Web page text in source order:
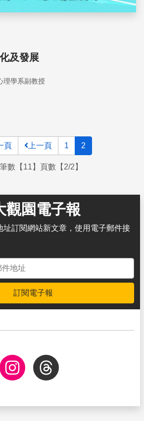
及發展
理學系副教授
頁 上一頁 1 2
數【11】頁數【2/2】
觀園電子報
址訂閱網站新文章，使用電子郵件接
訂閱電子報
InstagramThreads